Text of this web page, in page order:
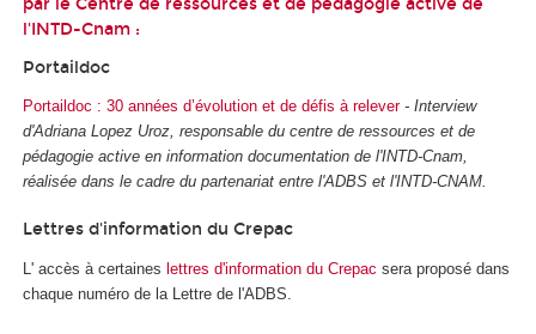
l'INTD-Cnam :
Portaildoc
Portaildoc : 30 années d’évolution et de défis à relever - Interview
d'Adriana Lopez Uroz, responsable du centre de ressources et de
pédagogie active en information documentation de l'INTD-Cnam,
réalisée dans le cadre du partenariat entre l'ADBS et l'INTD-CNAM.
Lettres d'information du Crepac
L' accès à certaines lettres d'information du Crepac sera proposé dans
chaque numéro de la Lettre de l'ADBS.